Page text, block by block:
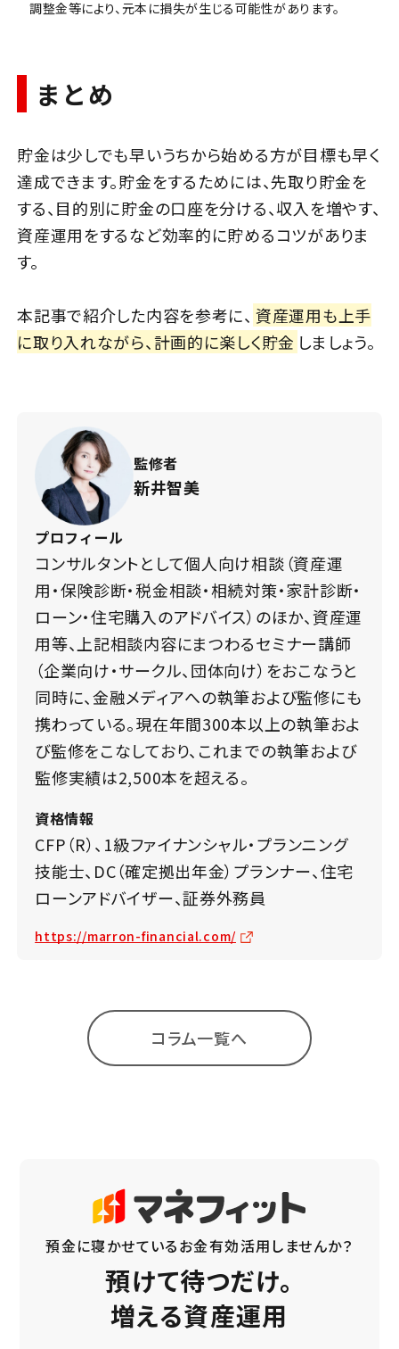
調整金等により、元本に損失が生じる可能性があります。
まとめ
貯金は少しでも早いうちから始める方が目標も早く
達成できます。貯金をするためには、先取り貯金を
する、目的別に貯金の口座を分ける、収入を増やす、
資産運用をするなど効率的に貯めるコツがありま
す。
本記事で紹介した内容を参考に、 資産運用も上手
に取り入れながら、計画的に楽しく貯金 しましょう。
監修者
新井智美
プロフィール
コンサルタントとして個人向け相談（資産運
用・保険診断・税金相談・相続対策・家計診断・
ローン・住宅購入のアドバイス）のほか、資産運
用等、上記相談内容にまつわるセミナー講師
（企業向け・サークル、団体向け）をおこなうと
同時に、金融メディアへの執筆および監修にも
携わっている。現在年間300本以上の執筆およ
び監修をこなしており、これまでの執筆および
監修実績は2,500本を超える。
資格情報
CFP（R）、1級ファイナンシャル・プランニング
技能士、DC（確定拠出年金）プランナー、住宅
ローンアドバイザー、証券外務員
https://marron-financial.com/
コラム一覧へ
預金に寝かせているお金有効活用しませんか？
預けて待つだけ。
増える資産運用